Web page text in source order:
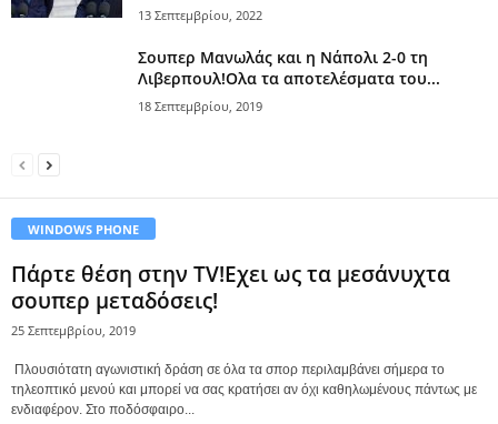
13 Σεπτεμβρίου, 2022
Σουπερ Μανωλάς και η Νάπολι 2-0 τη
Λιβερπουλ!Ολα τα αποτελέσματα του...
18 Σεπτεμβρίου, 2019
WINDOWS PHONE
Πάρτε θέση στην TV!Εχει ως τα μεσάνυχτα
σουπερ μεταδόσεις!
25 Σεπτεμβρίου, 2019
Πλουσιότατη αγωνιστική δράση σε όλα τα σπορ περιλαμβάνει σήμερα το
τηλεοπτικό μενού και μπορεί να σας κρατήσει αν όχι καθηλωμένους πάντως με
ενδιαφέρον. Στο ποδόσφαιρο...